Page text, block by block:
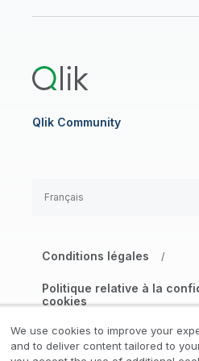
Qlik Community
Conditions légales /
Politique relative à la
cookies
Marques déposées /
Français
We use cookies to improve your
and to deliver content tailored to